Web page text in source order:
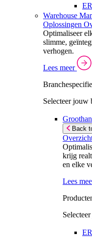
Warehouse
Oplossingen
Optimaliseer
slimme,
verhogen.
Lees meer
Selecteer jouw
Back
krijg
en elke
Lees